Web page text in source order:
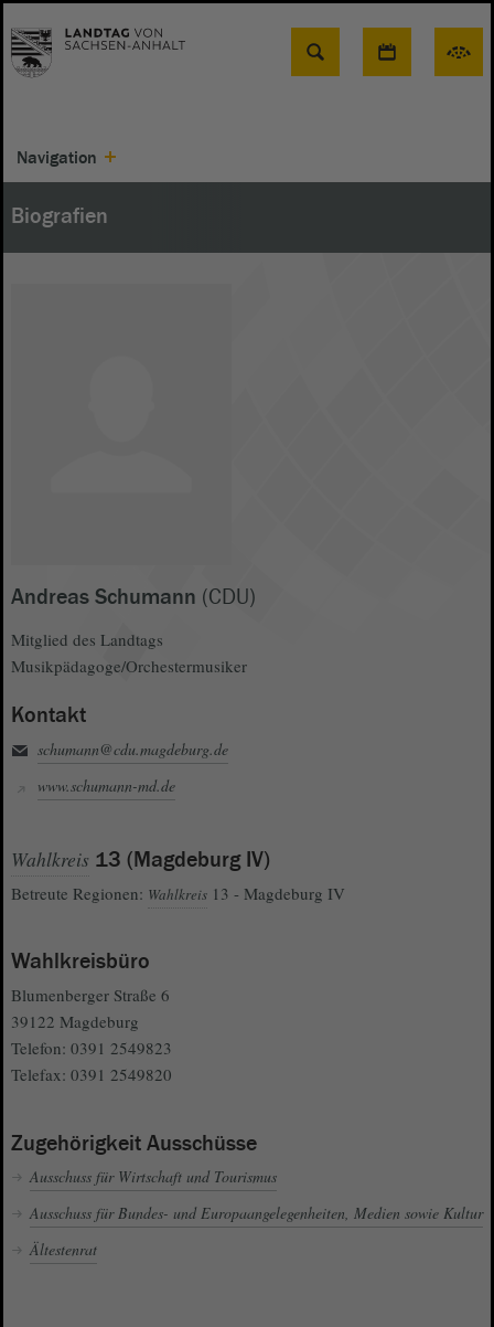
Suche
Navigation
Biografien
Andreas Schumann (CDU)
Mitglied des Landtags
Musikpädagoge/Orchestermusiker
Kontakt
schumann@cdu.magdeburg.de
www.schumann-md.de
Wahlkreis 13 (Magdeburg IV)
Betreute Regionen: Wahlkreis 13 - Magdeburg IV
Wahlkreisbüro
Blumenberger Straße 6
39122 Magdeburg
Telefon: 0391 2549823
Telefax: 0391 2549820
Zugehörigkeit Ausschüsse
Ausschuss für Wirtschaft und Tourismus
Ausschuss für Bundes- und Europaangelegenheiten, Medien sowie Kultur
Ältestenrat